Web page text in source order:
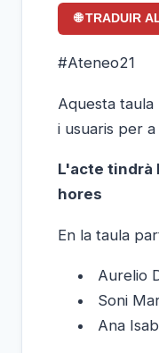
🌐 TRADUIR
#Ateneo21
Aquesta
i usuaris per
L'acte tindrà
hores
En la taula
Aurelio
Soni
Ana